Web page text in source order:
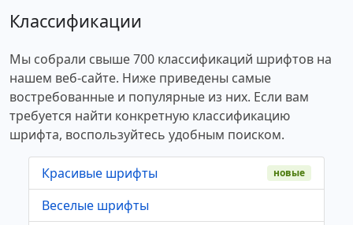
Классификации
Мы собрали свыше 700 классификаций шрифтов на
нашем веб-сайте. Ниже приведены самые
востребованные и популярные из них. Если вам
требуется найти конкретную классификацию
шрифта, воспользуйтесь удобным поиском.
Красивые шрифты новые
Веселые шрифты